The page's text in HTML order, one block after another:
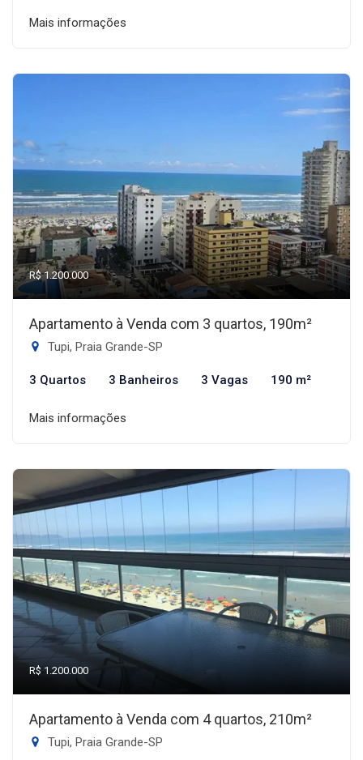
Mais informações
R$ 1.200.000
Apartamento à Venda com 3 quartos, 190m²
Tupi, Praia Grande-SP
3 Quartos 3 Banheiros 3 Vagas 190 m²
Mais informações
R$ 1.200.000
Apartamento à Venda com 4 quartos, 210m²
Tupi, Praia Grande-SP